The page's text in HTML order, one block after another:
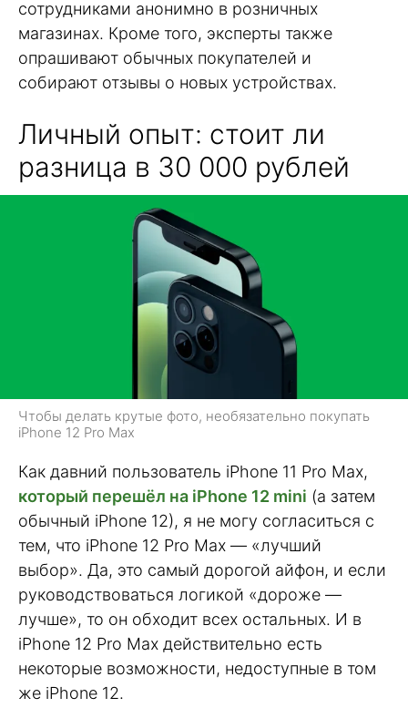
сотрудниками анонимно в розничных
магазинах. Кроме того, эксперты также
опрашивают обычных покупателей и
собирают отзывы о новых устройствах.
Личный опыт: стоит ли
разница в 30 000 рублей
Чтобы делать крутые фото, необязательно покупать
iPhone 12 Pro Max
Как давний пользователь iPhone 11 Pro Max,
который перешёл на iPhone 12 mini (а затем
обычный iPhone 12), я не могу согласиться с
тем, что iPhone 12 Pro Max — «лучший
выбор». Да, это самый дорогой айфон, и если
руководствоваться логикой «дороже —
лучше», то он обходит всех остальных. И в
iPhone 12 Pro Max действительно есть
некоторые возможности, недоступные в том
же iPhone 12.